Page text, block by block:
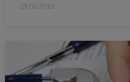
29.06.2016